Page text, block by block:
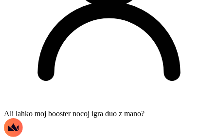
Ali lahko moj booster nocoj igra duo z mano?